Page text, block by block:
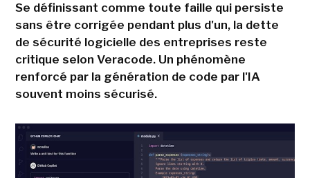
Se définissant comme toute faille qui persiste
sans être corrigée pendant plus d'un, la dette
de sécurité logicielle des entreprises reste
critique selon Veracode. Un phénomène
renforcé par la génération de code par l'IA
souvent moins sécurisé.